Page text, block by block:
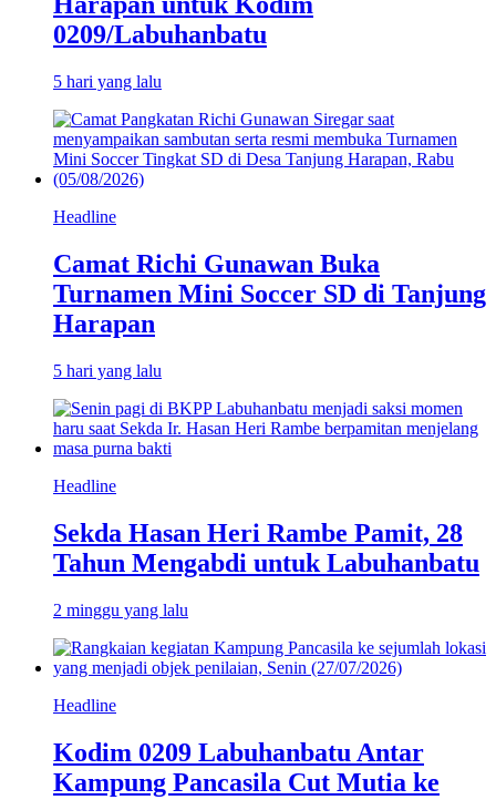
0209/Labuhanbatu
5 hari yang lalu
Headline
Camat Richi Gunawan Buka
Turnamen Mini Soccer SD di Tanjung
Harapan
5 hari yang lalu
Headline
Sekda Hasan Heri Rambe Pamit, 28
Tahun Mengabdi untuk Labuhanbatu
2 minggu yang lalu
Headline
Kodim 0209 Labuhanbatu Antar
Kampung Pancasila Cut Mutia ke